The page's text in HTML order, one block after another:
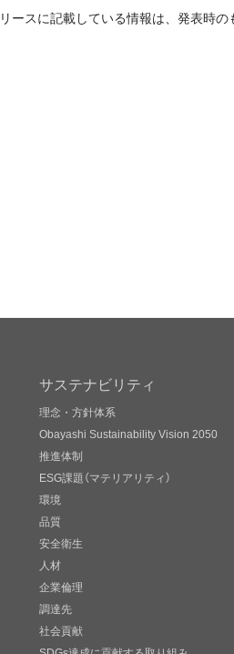
ースに記載している情報は、 発表時の
サステナビリティ
理念・方針体系
Obayashi Sustainability Vision 2050
推進体制
ESG課題（マテリアリティ）
環境
品質
安全衛生
人材
企業倫理
調達先
社会貢献